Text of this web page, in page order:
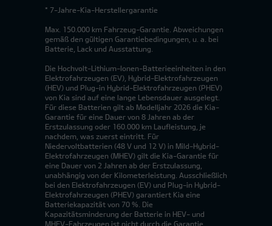
* 7-Jahre-Kia-Herstellergarantie
Max. 150.000 km Fahrzeug-Garantie. Abweichungen
gemäß den gültigen Garantiebedingungen, u. a. bei
Batterie, Lack und Ausstattung.
Die Hochvolt-Lithium-Ionen-Batterieeinheiten in den
Elektrofahrzeugen (EV), Hybrid-Elektrofahrzeugen
(HEV) und Plug-in Hybrid-Elektrofahrzeugen (PHEV)
von Kia sind auf eine lange Lebensdauer ausgelegt.
Für diese Batterien gilt ab Modelljahr 2026 die Kia-
Garantie für eine Dauer von 8 Jahren ab der
Erstzulassung oder 160.000 km Laufleistung, je
nachdem, was zuerst eintritt. Für
Niedervoltbatterien (48 V und 12 V) in Mild-Hybrid-
Elektrofahrzeugen (MHEV) gilt die Kia-Garantie für
eine Dauer von 2 Jahren ab der Erstzulassung,
unabhängig von der Kilometerleistung. Ausschließlich
bei den Elektrofahrzeugen (EV) und Plug-in Hybrid-
Elektrofahrzeugen (PHEV) garantiert Kia eine
Batteriekapazität von 70 %. Die
Kapazitätsminderung der Batterie in HEV- und
MHEV-Fahrzeugen ist nicht durch die Garantie